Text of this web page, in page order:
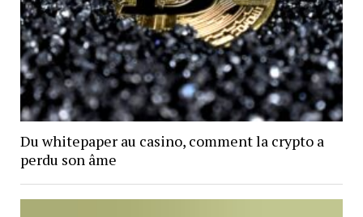
Du whitepaper au casino, comment la crypto a
perdu son âme